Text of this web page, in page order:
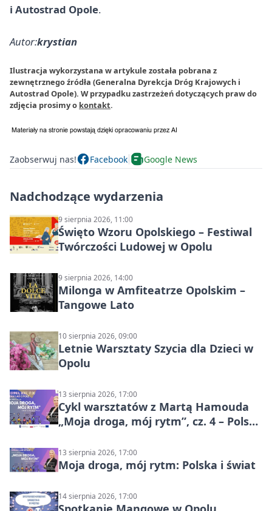
i Autostrad Opole.
Autor:krystian
Ilustracja wykorzystana w artykule została pobrana z
zewnętrznego źródła (Generalna Dyrekcja Dróg Krajowych i
Autostrad Opole). W przypadku zastrzeżeń dotyczących praw do
zdjęcia prosimy o kontakt.
Zaobserwuj nas! Facebook Google News
Nadchodzące wydarzenia
9 sierpnia 2026, 11:00
Święto Wzoru Opolskiego – Festiwal
Twórczości Ludowej w Opolu
9 sierpnia 2026, 14:00
Milonga w Amfiteatrze Opolskim –
Tangowe Lato
10 sierpnia 2026, 09:00
Letnie Warsztaty Szycia dla Dzieci w
Opolu
13 sierpnia 2026, 17:00
Cykl warsztatów z Martą Hamouda
„Moja droga, mój rytm”, cz. 4 – Polska
13 sierpnia 2026, 17:00
Moja droga, mój rytm: Polska i świat
14 sierpnia 2026, 17:00